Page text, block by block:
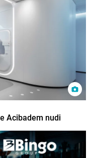
Acibadem nudi